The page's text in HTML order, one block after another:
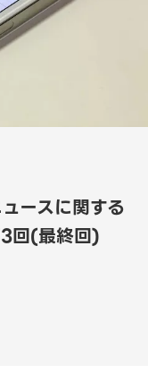
ースに関する
回(最終回)